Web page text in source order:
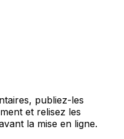
publiez-les
et relisez les
la mise en ligne.